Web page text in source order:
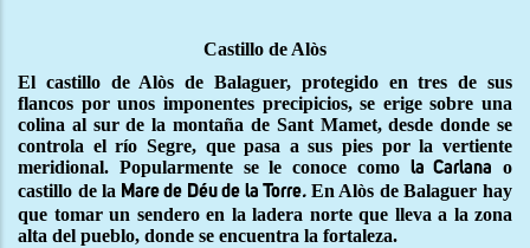
Castillo de Alòs
El castillo de Alòs de Balaguer, protegido en tres de sus
flancos por unos imponentes precipicios, se erige sobre una
colina al sur de la montaña de Sant Mamet, desde donde se
controla el río Segre, que pasa a sus pies por la vertiente
meridional. Popularmente se le conoce como la Carlana
o
castillo de la Mare de Déu de la Torre. En Alòs de Balaguer hay
que tomar un sendero en la ladera norte que lleva a la zona
alta del pueblo, donde se encuentra la fortaleza.